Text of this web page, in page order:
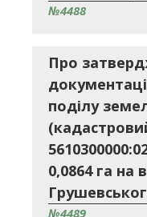
№4488
Про
поділу
0,0864 га на
№4489